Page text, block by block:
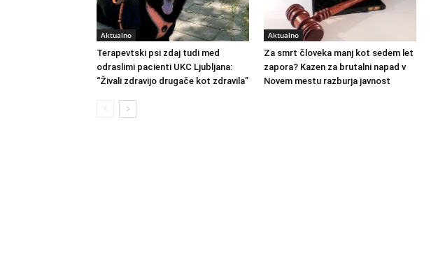
Aktualno
Terapevtski psi zdaj tudi med
odraslimi pacienti UKC Ljubljana:
“Živali zdravijo drugače kot zdravila”
Aktualno
Za smrt človeka manj kot sedem let
zapora? Kazen za brutalni napad v
Novem mestu razburja javnost